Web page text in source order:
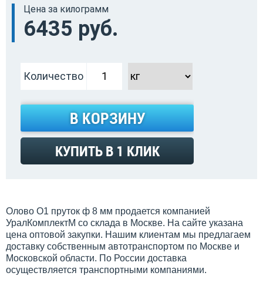
Цена за килограмм
6435 руб.
Количество
В КОРЗИНУ
КУПИТЬ В 1 КЛИК
Олово О1 пруток ф 8 мм продается компанией
УралКомплектМ со склада в Москве. На сайте указана
цена оптовой закупки. Нашим клиентам мы предлагаем
доставку собственным автотранспортом по Москве и
Московской области. По России доставка
осуществляется транспортными компаниями.